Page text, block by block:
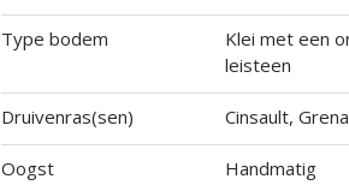
Type bodem
Klei met een
leisteen
Druivenras(sen) Cinsault,
Oogst Handmatig